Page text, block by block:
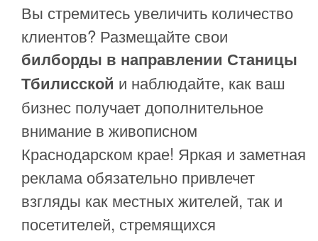
Вы стремитесь увеличить количество
клиентов? Размещайте свои
билборды в направлении Станицы
Тбилисской и наблюдайте, как ваш
бизнес получает дополнительное
внимание в живописном
Краснодарском крае! Яркая и заметная
реклама обязательно привлечет
взгляды как местных жителей, так и
посетителей, стремящихся